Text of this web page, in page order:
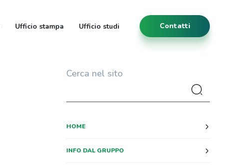
Contatti
Ufficio stampa Ufficio studi
Cerca nel sito
HOME
INFO DAL GRUPPO